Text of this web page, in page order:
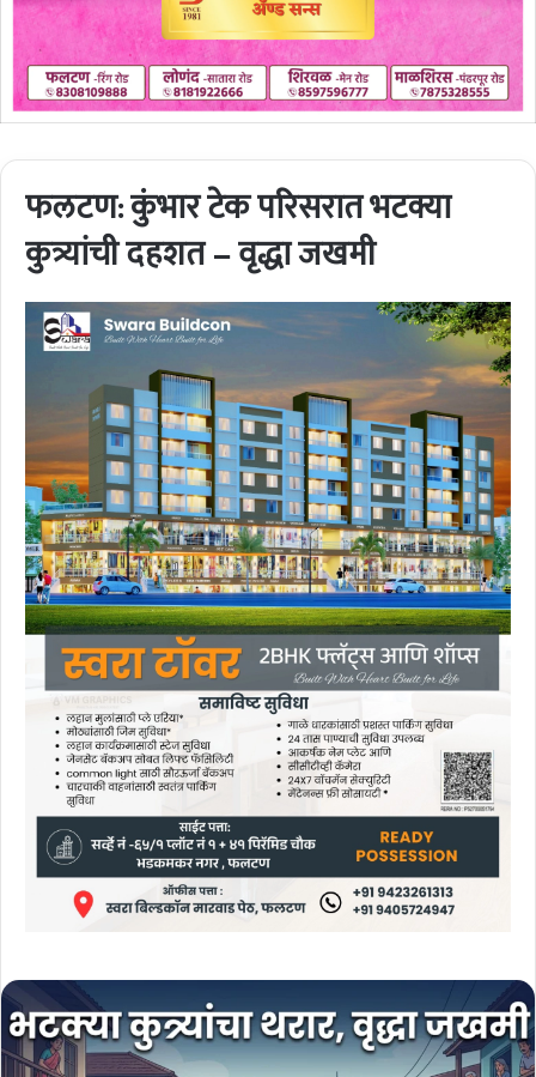
फलटण: कुंभार टेक परिसरात भटक्या
कुत्र्यांची दहशत – वृद्धा जखमी